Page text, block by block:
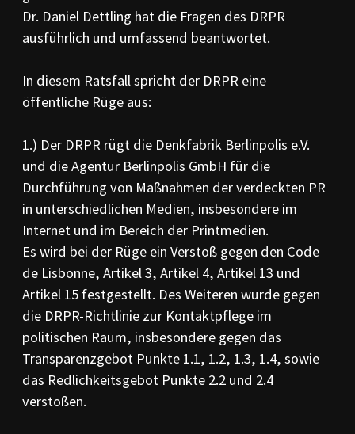
Dr. Daniel Dettling hat die Fragen des DRPR
ausführlich und umfassend beantwortet.
In diesem Ratsfall spricht der DRPR eine
öffentliche Rüge aus:
1.) Der DRPR rügt die Denkfabrik Berlinpolis e.V.
und die Agentur Berlinpolis GmbH für die
Durchführung von Maßnahmen der verdeckten PR
in unterschiedlichen Medien, insbesondere im
Internet und im Bereich der Printmedien.
Es wird bei der Rüge ein Verstoß gegen den Code
de Lisbonne, Artikel 3, Artikel 4, Artikel 13 und
Artikel 15 festgestellt. Des Weiteren wurde gegen
die DRPR-Richtlinie zur Kontaktpflege im
politischen Raum, insbesondere gegen das
Transparenzgebot Punkte 1.1, 1.2, 1.3, 1.4, sowie
das Redlichkeitsgebot Punkte 2.2 und 2.4
verstoßen.